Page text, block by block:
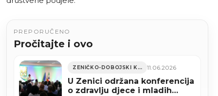
PREPORUČENO
Pročitajte i ovo
ZENIČKO-DOBOJSKI KANTON 11.06.2026
U Zenici održana konferencija
o zdravlju djece i mladih